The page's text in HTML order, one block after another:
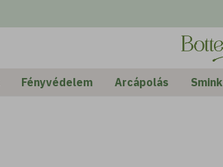
Fényvédelem Arcápolás Smink